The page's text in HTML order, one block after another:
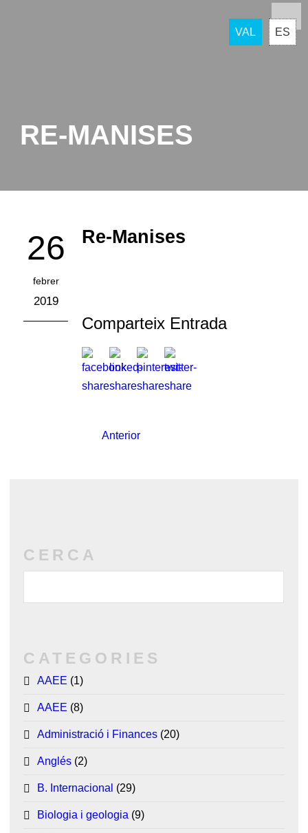
VAL ES
RE-MANISES
26
febrer
2019
Re-Manises
Comparteix Entrada
Anterior
CERCA
CATEGORIES
AAEE (1)
AAEE (8)
Administració i Finances (20)
Anglés (2)
B. Internacional (29)
Biologia i geologia (9)